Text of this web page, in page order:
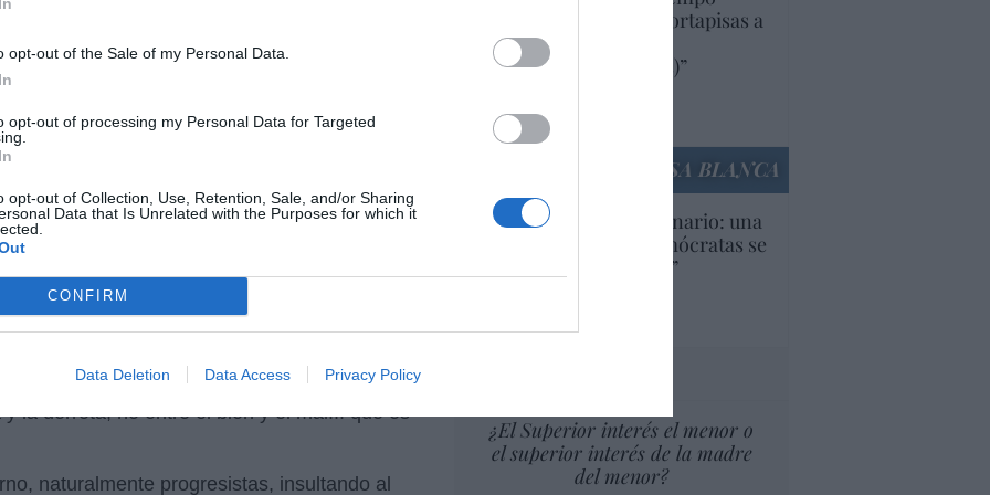
opt-out of the Sale of my Personal Data.
opt-out of processing my Personal Data for Targeted
opt-out of Collection, Use, Retention, Sale, and/or Sharing
Data that Is Unrelated with the Purposes for which it
CONFIRM
Data Deletion Data Access Privacy Policy
me temo. Sánchez es un ególatra. Por
se protege él. Por tanto, no le importa la
de la decadencia española.
yo no me alegraré de lo que
entre la victoria y la
mal... que es donde
española. Sea absuelta o
de lo que ocurra: me temo que
la derrota, no entre el bien y el mal... que es
naturalmente progresistas, insultando al
poniendo aranceles y cortapisas a
productos y compañías
americanas (y europeas)”
Artículos anteriores
LA CASA BLANCA
EEUU. Inquietante escenario: una
tercera parte de los demócratas se
define como “socialista”
¿El Superior interés el menor o
el superior interés de la madre
del menor?